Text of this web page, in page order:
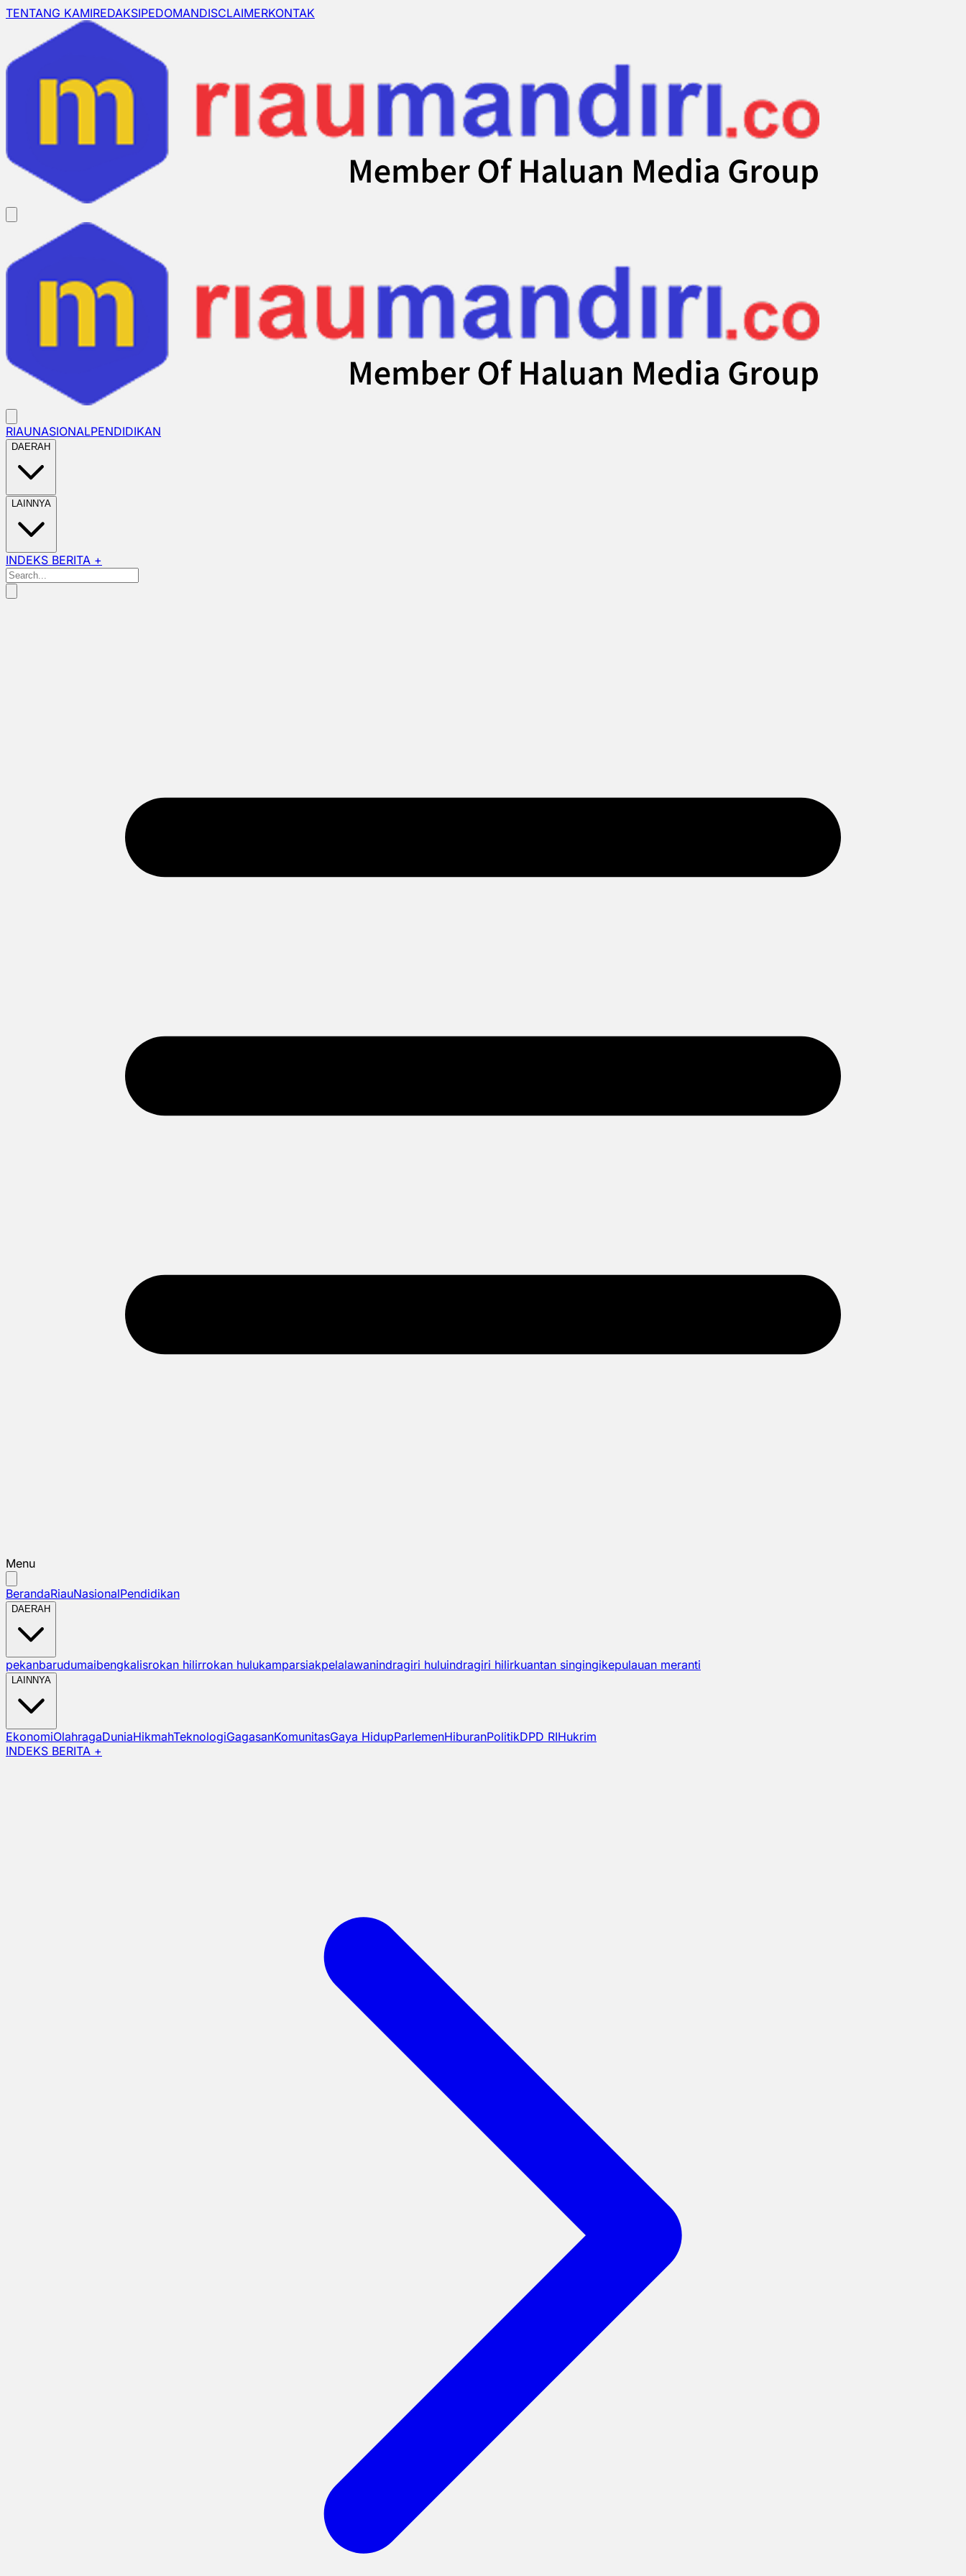
TENTANG KAMIREDAKSIPEDOMANDISCLAIMERKONTAK
RIAUNASIONALPENDIDIKAN
DAERAH
LAINNYA
INDEKS BERITA +
Menu
BerandaRiauNasionalPendidikan
DAERAH
pekanbarudumaibengkalisrokan hilirrokan hulukamparsiakpelalawanindragiri huluindragiri hilirkuantan singingikepulauan meranti
LAINNYA
EkonomiOlahragaDuniaHikmahTeknologiGagasanKomunitasGaya HidupParlemenHiburanPolitikDPD RIHukrim
INDEKS BERITA +